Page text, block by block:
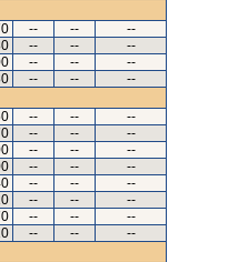
-- --
--
-- --
--
-- --
--
-- --
--
-- --
--
-- --
--
-- --
--
-- --
--
-- --
--
-- --
--
-- --
--
-- --
--